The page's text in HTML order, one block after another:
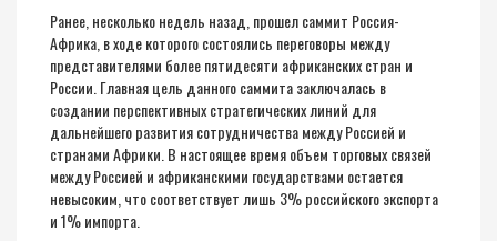
Ранее, несколько недель назад, прошел саммит Россия-
Африка, в ходе которого состоялись переговоры между
представителями более пятидесяти африканских стран и
России. Главная цель данного саммита заключалась в
создании перспективных стратегических линий для
дальнейшего развития сотрудничества между Россией и
странами Африки. В настоящее время объем торговых связей
между Россией и африканскими государствами остается
невысоким, что соответствует лишь 3% российского экспорта
и 1% импорта.